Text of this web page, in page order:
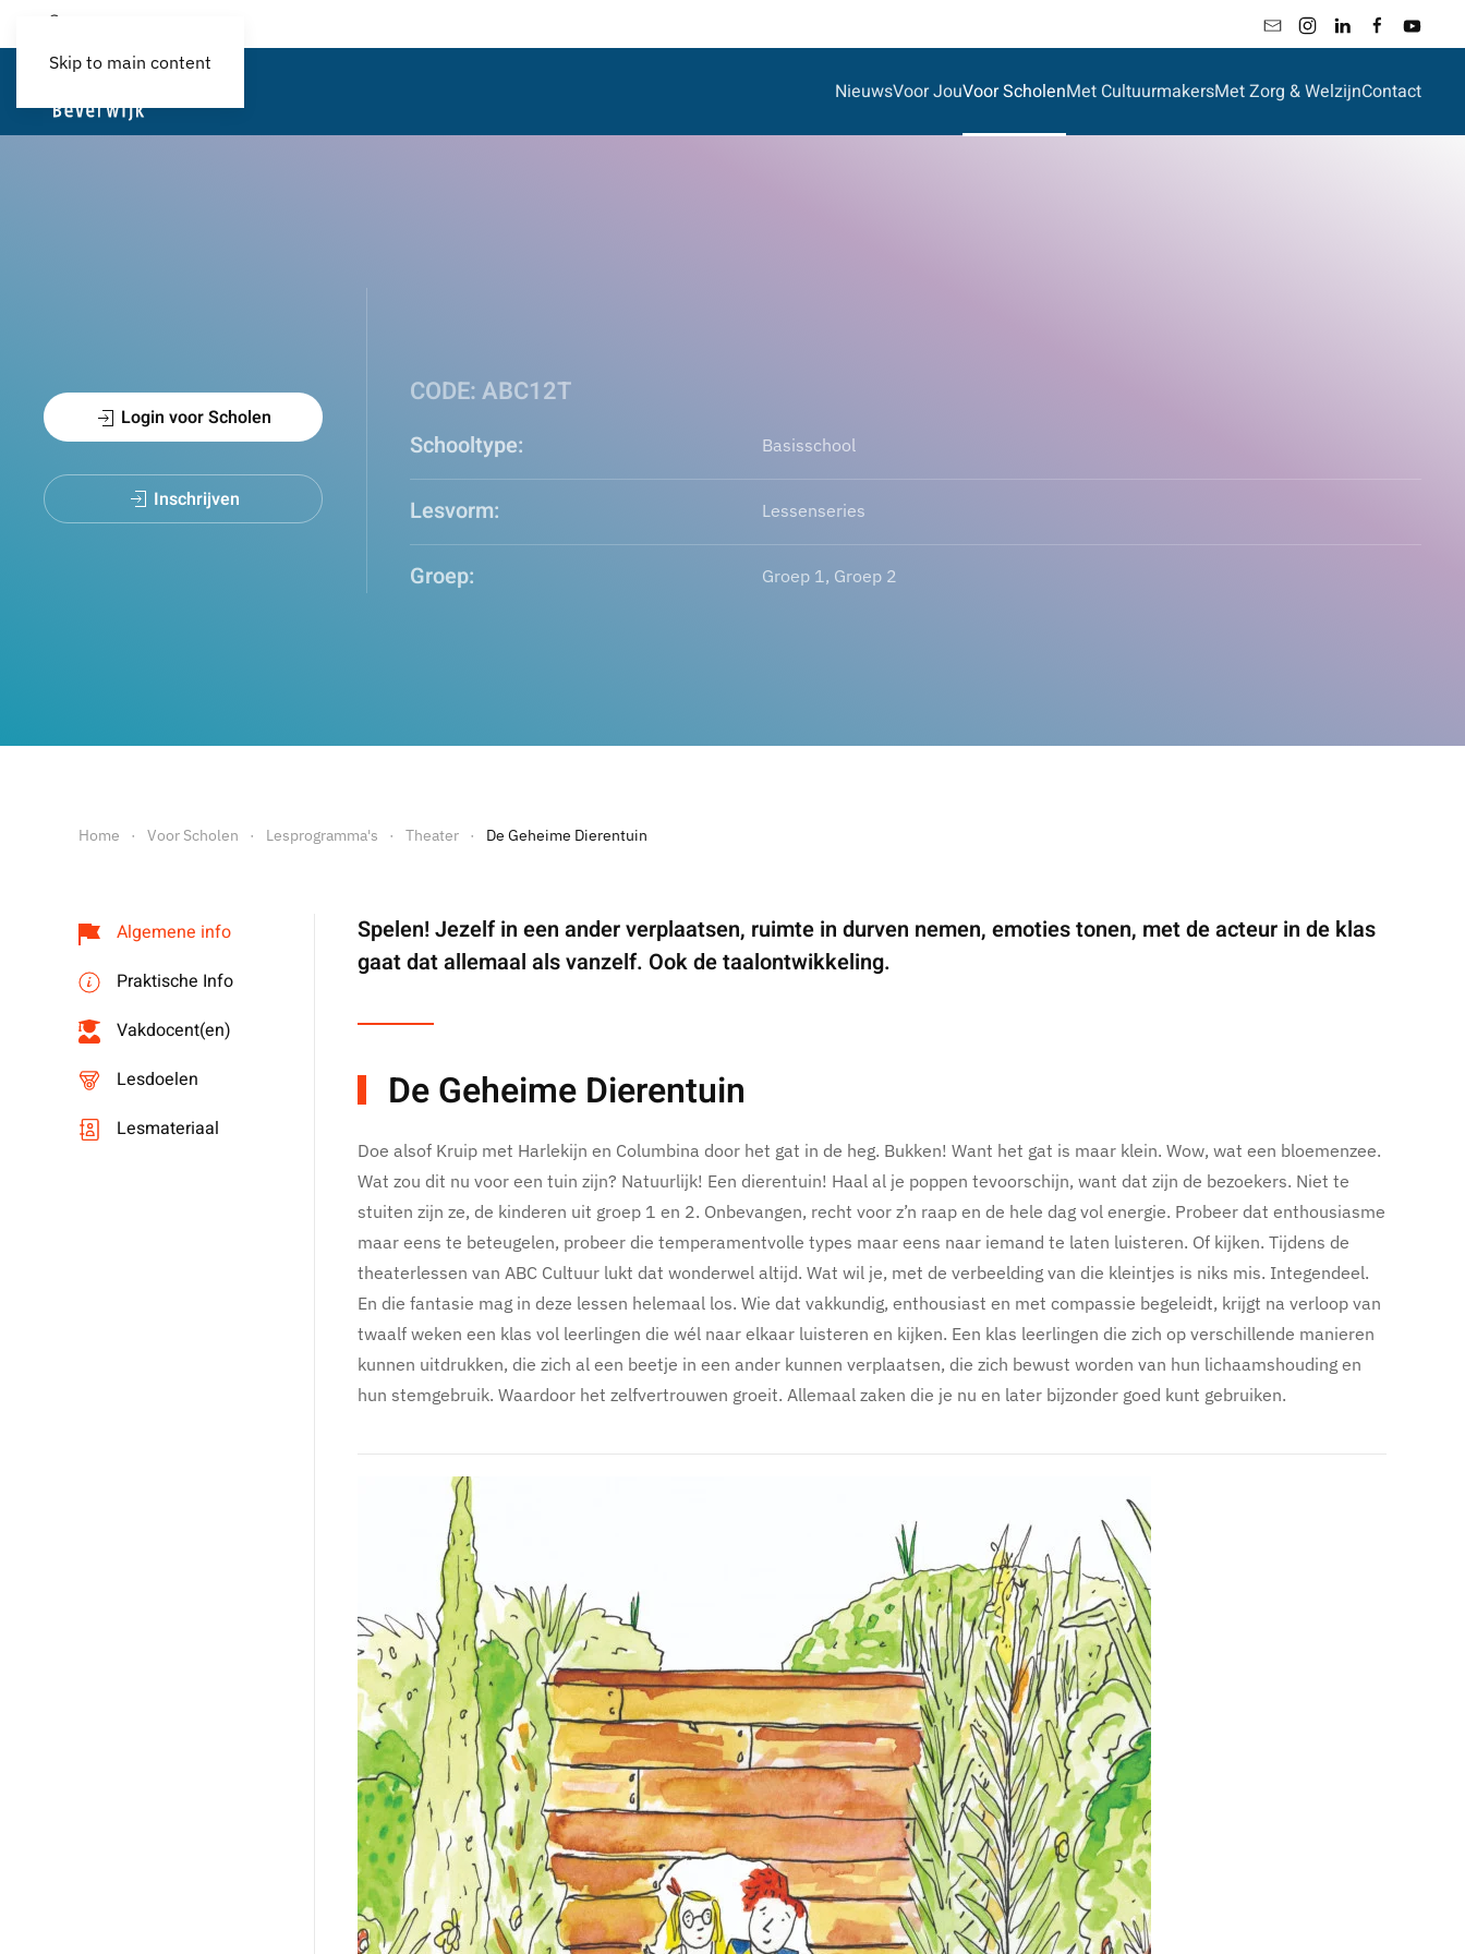
Skip to main content
NieuwsVoor JouVoor ScholenMet CultuurmakersMet Zorg & WelzijnContact
Login voor Scholen
Inschrijven
CODE: ABC12T
Schooltype: Basisschool
Lesvorm: Lessenseries
Groep: Groep 1, Groep 2
Home Voor Scholen Lesprogramma's Theater De Geheime Dierentuin
Algemene info
Praktische Info
Vakdocent(en)
Lesdoelen
Lesmateriaal
Spelen! Jezelf in een ander verplaatsen, ruimte in durven nemen, emoties tonen, met de acteur in de klas
gaat dat allemaal als vanzelf. Ook de taalontwikkeling.
De Geheime Dierentuin
Doe alsof Kruip met Harlekijn en Columbina door het gat in de heg. Bukken! Want het gat is maar klein. Wow, wat een bloemenzee.
Wat zou dit nu voor een tuin zijn? Natuurlijk! Een dierentuin! Haal al je poppen tevoorschijn, want dat zijn de bezoekers. Niet te
stuiten zijn ze, de kinderen uit groep 1 en 2. Onbevangen, recht voor z’n raap en de hele dag vol energie. Probeer dat enthousiasme
maar eens te beteugelen, probeer die temperamentvolle types maar eens naar iemand te laten luisteren. Of kijken. Tijdens de
theaterlessen van ABC Cultuur lukt dat wonderwel altijd. Wat wil je, met de verbeelding van die kleintjes is niks mis. Integendeel.
En die fantasie mag in deze lessen helemaal los. Wie dat vakkundig, enthousiast en met compassie begeleidt, krijgt na verloop van
twaalf weken een klas vol leerlingen die wél naar elkaar luisteren en kijken. Een klas leerlingen die zich op verschillende manieren
kunnen uitdrukken, die zich al een beetje in een ander kunnen verplaatsen, die zich bewust worden van hun lichaamshouding en
hun stemgebruik. Waardoor het zelfvertrouwen groeit. Allemaal zaken die je nu en later bijzonder goed kunt gebruiken.